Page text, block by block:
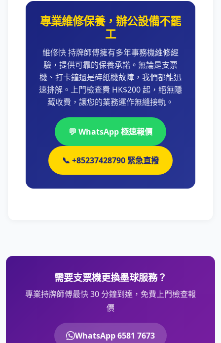
專業維修保養，辦公設備不罷
工
維修快 持牌師傅擁有多年事務機維修經
驗，提供可靠的保養承諾。無論是支票
機、打卡鐘還是碎紙機故障，我們都能迅
速排解。上門檢查費 HK$200 起，絕無隱
藏收費，讓您的業務運作無縫接軌。
💬 WhatsApp 極速報價
📞 +85237428790 緊急直撥
需要支票機更換墨球服務？
專業持牌師傅最快 30 分鐘到達，免費上門檢查報
價
WhatsApp 6581 7673